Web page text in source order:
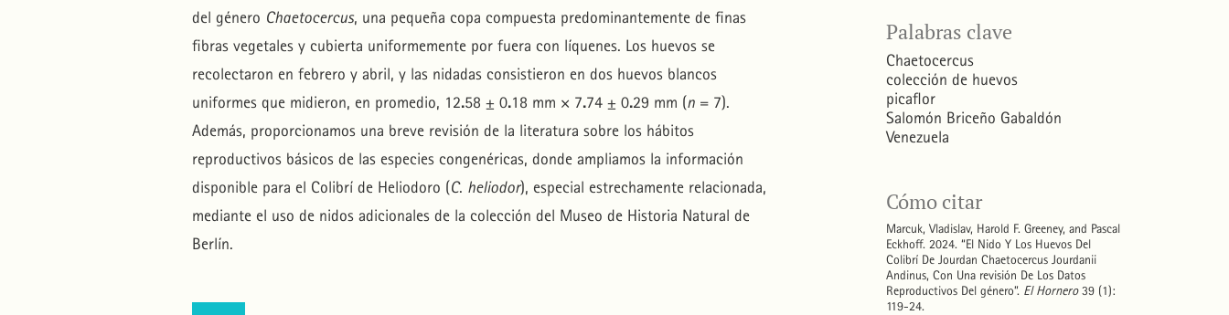
Palabras clave
Chaetocercus
colección de huevos
picaflor
Salomón Briceño Gabaldón
Venezuela
Cómo citar
Marcuk, Vladislav, Harold F. Greeney, and Pascal
Eckhoff. 2024. “El Nido Y Los Huevos Del
Colibrí De Jourdan Chaetocercus Jourdanii
Andinus, Con Una revisión De Los Datos
Reproductivos Del género”. El Hornero39 (1):
119-24.
del género Chaetocercus, una pequeña copa compuesta predominantemente de finas
fibras vegetales y cubierta uniformemente por fuera con líquenes. Los huevos se
recolectaron en febrero y abril, y las nidadas consistieron en dos huevos blancos
uniformes que midieron, en promedio, 12.58 ± 0.18 mm × 7.74 ± 0.29 mm (n = 7).
Además, proporcionamos una breve revisión de la literatura sobre los hábitos
reproductivos básicos de las especies congenéricas, donde ampliamos la información
disponible para el Colibrí de Heliodoro (C. heliodor), especial estrechamente relacionada,
mediante el uso de nidos adicionales de la colección del Museo de Historia Natural de
Berlín.